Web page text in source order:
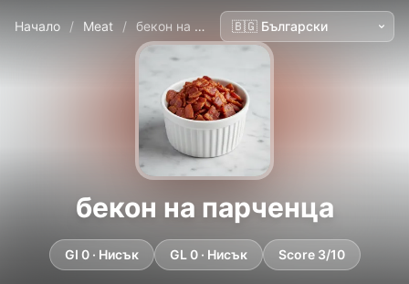
Начало / Meat / бекон на парченца
бекон на парченца
GI 0 · Нисък GL 0 · Нисък Score 3/10